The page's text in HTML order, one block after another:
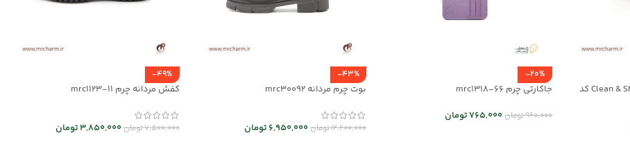
کرم مراقبت از کفش چرم Clean & Shine کد
-20%
جاکارتی چرم mrc1318-66
960,000تومان765,000تومان
-43%
بوت چرم مردانه mrc30092
12,200,000تومان6,950,000 تومان
-49%
کفش مردانه چرم mrc1123-11
7,500,000تومان3,850,000تومان